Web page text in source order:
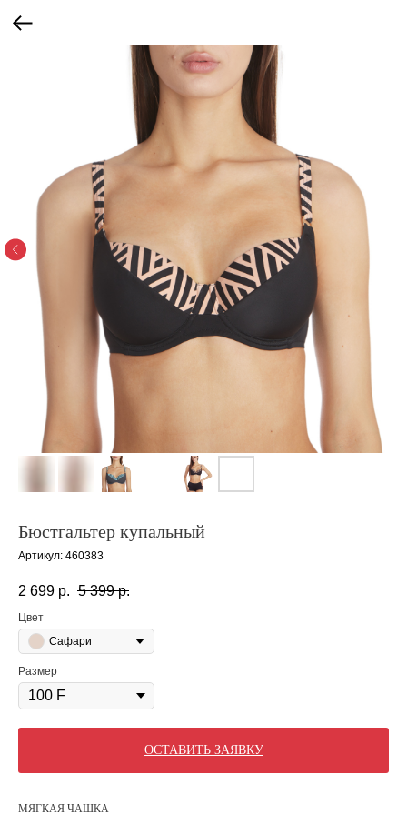
Бюстгальтер купальный
Артикул: 460383
2 699 р. 5 399 р.
Цвет
Сафари
Размер
ОСТАВИТЬ ЗАЯВКУ
МЯГКАЯ ЧАШКА